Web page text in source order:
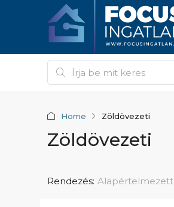
Home Zöldövezeti
Zöldövezeti
Rendezés: Alapértelmezett